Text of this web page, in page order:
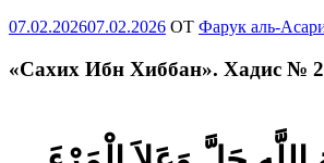
Опубликовано
07.02.202607.02.2026 OT Фарук аль-
«Сахих Ибн Хиббан». Хадис №